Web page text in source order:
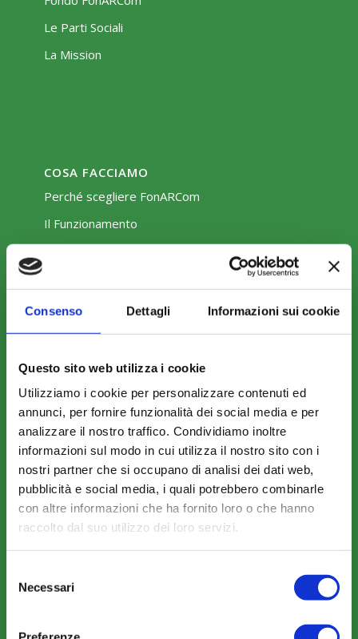
Consenso Dettagli Informazioni sui cookie
Questo sito web utilizza i cookie
Utilizziamo i cookie per personalizzare contenuti ed
annunci, per fornire funzionalità dei social media e per
analizzare il nostro traffico. Condividiamo inoltre
informazioni sul modo in cui utilizza il nostro sito con i
nostri partner che si occupano di analisi dei dati web,
pubblicità e social media, i quali potrebbero combinarle
con altre informazioni che ha fornito loro o che hanno
raccolto dal suo utilizzo dei loro servizi.
delNecessari
Le Parti Sociali
La Mission
COSA FACCIAMO
Perché scegliere FonARCom
Il Funzionamento
Amministrazione trasparente
COME ADERIRE
Modalità di adesione
Mobilità e Portabilità
Strumenti